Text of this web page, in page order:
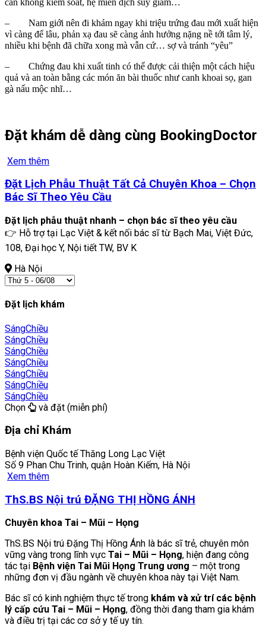
– Nam giới nên đi khám ngay khi triệu trứng đau mới xuất hiện
vì càng để lâu, phản xạ đau sẽ càng ảnh hưởng nặng nề tới tâm lý,
nhiều khi bệnh đã chữa xong mà vẫn cứ… sợ và tránh “yêu”
– Chứng đau khi xuất tinh có thể được cải thiện một cách hiệu
quả và an toàn bằng các món ăn bài thuốc như canh khoai sọ, gan
gà nấu mộc nhĩ…
Đặt khám dễ dàng cùng BookingDoctor
Xem thêm
Đặt Lịch Phẫu Thuật Tất Cả Chuyên Khoa – Chọn
Bác Sĩ Theo Yêu Cầu
Đặt lịch phẫu thuật nhanh – chọn bác sĩ theo yêu cầu
👉 Hỗ trợ tại Lạc Việt & kết nối bác sĩ từ Bạch Mai, Việt Đức,
108, Đại học Y, Nội tiết TW, BV K
Hà Nội
Đặt lịch khám
SángChiều
SángChiều
SángChiều
SángChiều
SángChiều
SángChiều
SángChiều
Chọn
và đặt (miễn phí)
Địa chỉ Khám
Bệnh viện Quốc tế Thăng Long Lạc Việt
Số 9 Phan Chu Trinh, quận Hoàn Kiếm, Hà Nội
Xem thêm
ThS.BS Nội trú ĐẶNG THỊ HỒNG ÁNH
Chuyên khoa Tai – Mũi – Họng
ThS.BS Nội trú Đặng Thị Hồng Ánh là bác sĩ trẻ, chuyên môn
vững vàng trong lĩnh vực Tai – Mũi – Họng, hiện đang công
tác tại Bệnh viện Tai Mũi Họng Trung ương – một trong
những đơn vị đầu ngành về chuyên khoa này tại Việt Nam.
Bác sĩ có kinh nghiệm thực tế trong khám và xử trí các bệnh
lý cấp cứu Tai – Mũi – Họng, đồng thời đang tham gia khám
và điều trị tại các cơ sở y tế uy tín.